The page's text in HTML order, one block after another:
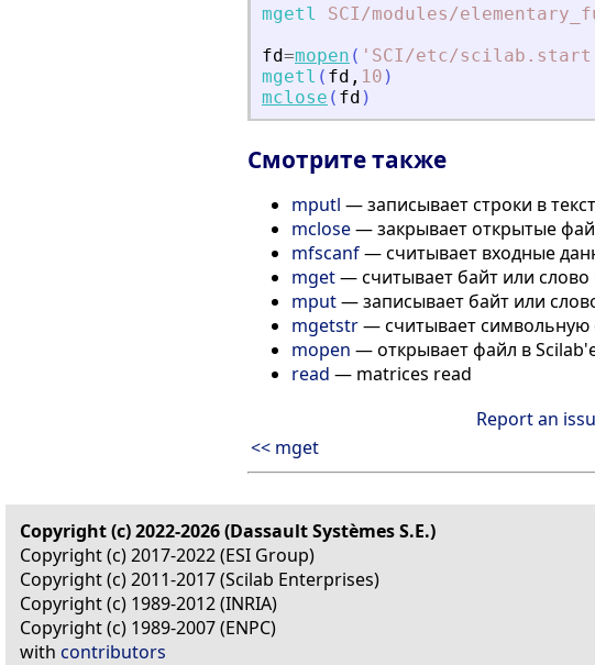
mgetl
SCI/modules/
fd=mopen ( ' SCI/etc/scilab.start
mgetl ( fd , 10 )
mclose ( fd )
Смотрите также
mputl — записывает строки в
mclose— закрывает открытые
mfscanf— считывает входные
mget— считывает байт или
mput— записывает байт или
mgetstr— считывает символьную
mopen — открывает файл в
read — matrices read
Report an
<< mget
Copyright (c) 2022-2026 (Dassault Systèmes S.E.)
Copyright (c) 2017-2022 (ESI Group)
Copyright (c) 2011-2017 (Scilab Enterprises)
Copyright (c) 1989-2012 (INRIA)
Copyright (c) 1989-2007 (ENPC)
with contributors